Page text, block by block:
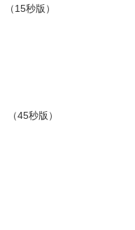
（15秒版）​
（45秒版）​